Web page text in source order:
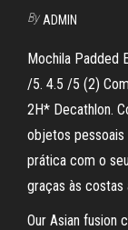
By ADMIN
Mochila Padded
/5. 4.5 /5 (2)
2H* Decathlon.
objetos pessoais
prática com o
graças às costas
Our Asian fusion